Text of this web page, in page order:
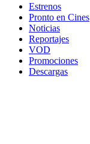
Estrenos
Pronto en Cines
Noticias
Reportajes
VOD
Promociones
Descargas